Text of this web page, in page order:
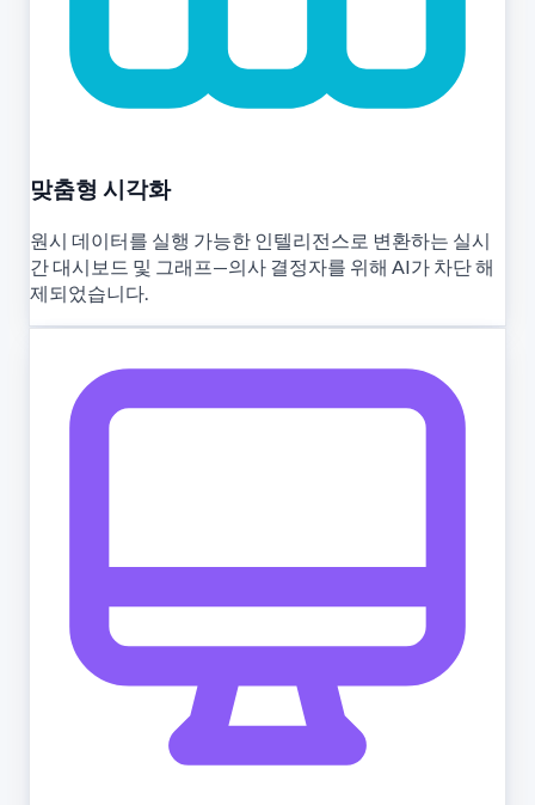
맞춤형 시각화
원시 데이터를 실행 가능한 인텔리전스로 변환하는 실시
간 대시보드 및 그래프—의사 결정자를 위해 AI가 차단 해
제되었습니다.